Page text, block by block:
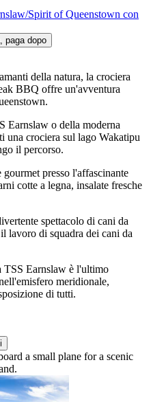
Spirit of Queenstown con
paga dopo
della natura, la crociera
BBQ offre un'avventura
Earnslaw o della moderna
una crociera sul lago Wakatipu
il percorso.
presso l'affascinante
cotte a legna, insalate fresche
spettacolo di cani da
lavoro di squadra dei cani da
TSS Earnslaw è l'ultimo
meridionale,
di tutti.
a small plane for a scenic